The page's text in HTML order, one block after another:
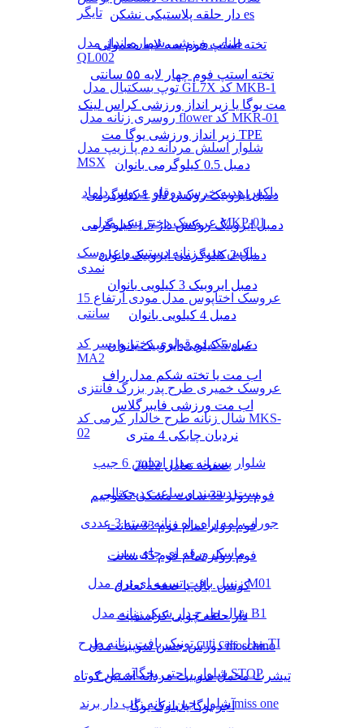
تایگر
طناب ورزشی شماره انداز مدل
QL002
توپ بسکتبال مدل GL7X کد MKB-1
روسری زنانه مدل flower کد MKR-01
شلوار اسلش مردانه دم پا زیپ مدل
MSX
باکس هدیه خرس دوقلو عروس داماد
عروسک دختر پسر مدل MKP-01
باکس هدیه زنانه دستبند و عروسک
نمدی
عروسک اختاپوس مدل مودی ارتفاع 15
سانتی
عروسک دو قولوی دختر و پسر کد
MA2
عروسک خمیری طرح پدر بزرگ فانتزی
شال زنانه طرح خالدار کرمی کد MKS-
02
شلوار پسرانه مدل اسلش 6 جیب
ست دستبند و ساعت دیجیتالی
جوراب لمه راه راه زنانه بسته 3 عددی
ماسک ورقه ای چای سبز
زنبیل بافت تسمه ای نرم مدل M01
شال طرح دار شیک زنانه مدل B1
تونیک بافت زنانه طرح cuti cats مدل TI
شلوار راحتی بچگانه طرح STOP
شلوار جین زنانه زاپ دار برند miss one
دار حلقه پلاستیکی نشکن es
تخته استپ فوم سه لایه معمولی
تخته استپ فوم چهار لایه ۵۵ سانتی
مت یوگا یا زیر انداز ورزشی کراس لینک
زیر انداز ورزشی یوگا مت TPE
دمبل 0.5 کیلوگرمی بانوان
دمبل ایروبیک روکش‌ دار 1 کیلوگرمی
دمبل ایروبیک روکش‌ دار 1.5 کیلوگرمی
دمبل 2 کیلوگرمی ایروبیک بانوان
دمبل ایروبیک 3 کیلویی بانوان
دمبل 4 کیلویی بانوان
دمبل 5 کیلویی ایروبیک بانوان
اب مت یا تخته شکم مدل راف
اب مت ورزشی فایبرگلاس
نردبان چابکی 4 متری
صفحه تعادل 2022
فوم رولر 33 سانت مشکی تکنوجیم
فوم رولر تمام فوم 33 سانت
فوم رولر تمام فوم 45 سانت
کوشن بال یا صفحه تعادل
دار حلقه چوبی کراسفیت
دورس جنس سوییت مدل moschino
تیشرت مخمل سوییت مردانه آستین کوتاه
آجر یوگا یا بلوک یوگا